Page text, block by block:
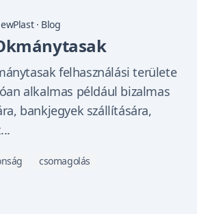
· Blog
felhasználási területe
alkalmas például bizalmas
bankjegyek szállítására,
csomagolás